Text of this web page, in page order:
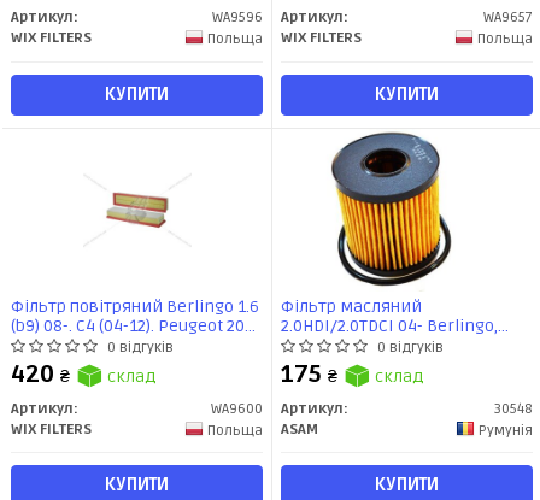
Артикул:
WA9596
WIX FILTERS
Польща
КУПИТИ
Артикул:
WA9657
WIX FILTERS
Польща
КУПИТИ
Фільтр повітряний Berlingo 1.6
(b9) 08-. C4 (04-12). Peugeot 206.
307. 308 (A=425, B=95, H=61)
(WA9600) WIX
0 відгуків
420 ₴ склад
Артикул:
WA9600
WIX FILTERS
Польща
КУПИТИ
Фільтр масляний
2.0HDI/2.0TDCI 04- Berlingo,
Jumpy, Expert (30548) Asam
0 відгуків
175 ₴ склад
Артикул:
30548
ASAM
Румунія
КУПИТИ